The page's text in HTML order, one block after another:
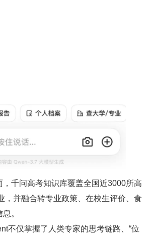
，千问高考知识库覆盖全国近3000所高
，并融合转专业政策、在校生评价、食
。
不仅掌握了人类专家的思考链路、“位